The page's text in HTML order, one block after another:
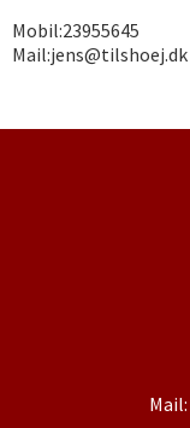
Mobil:23955645
Mail:jens@tilshoej.dk
Mail: